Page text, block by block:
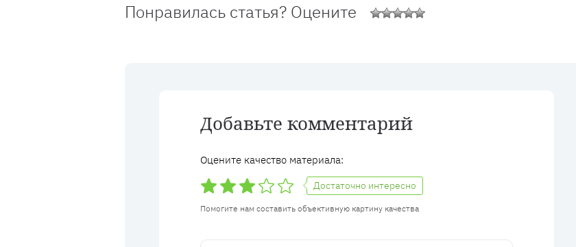
Понравилась статья? Оцените
Добавьте комментарий
Оцените качество материала:
Достаточно интересно
Помогите нам составить объективную картину качества